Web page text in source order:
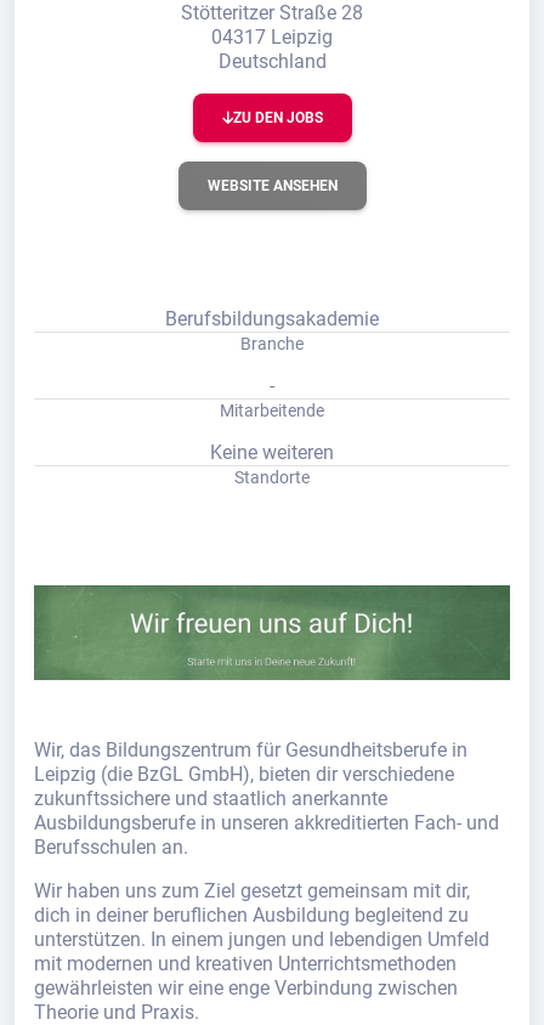
Stötteritzer Straße 28
04317 Leipzig
Deutschland
ZU DEN JOBS
WEBSITE ANSEHEN
Berufsbildungsakademie
Branche
-
Mitarbeitende
Keine weiteren
Standorte
Wir, das Bildungszentrum für Gesundheitsberufe in
Leipzig (die BzGL GmbH), bieten dir verschiedene
zukunftssichere und staatlich anerkannte
Ausbildungsberufe in unseren akkreditierten Fach- und
Berufsschulen an.
Wir haben uns zum Ziel gesetzt gemeinsam mit dir,
dich in deiner beruflichen Ausbildung begleitend zu
unterstützen. In einem jungen und lebendigen Umfeld
mit modernen und kreativen Unterrichtsmethoden
gewährleisten wir eine enge Verbindung zwischen
Theorie und Praxis.